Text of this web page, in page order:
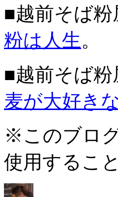
■越前そば
粉は人生。
■越前そば
麦が大好き
※このブロ
使用するこ